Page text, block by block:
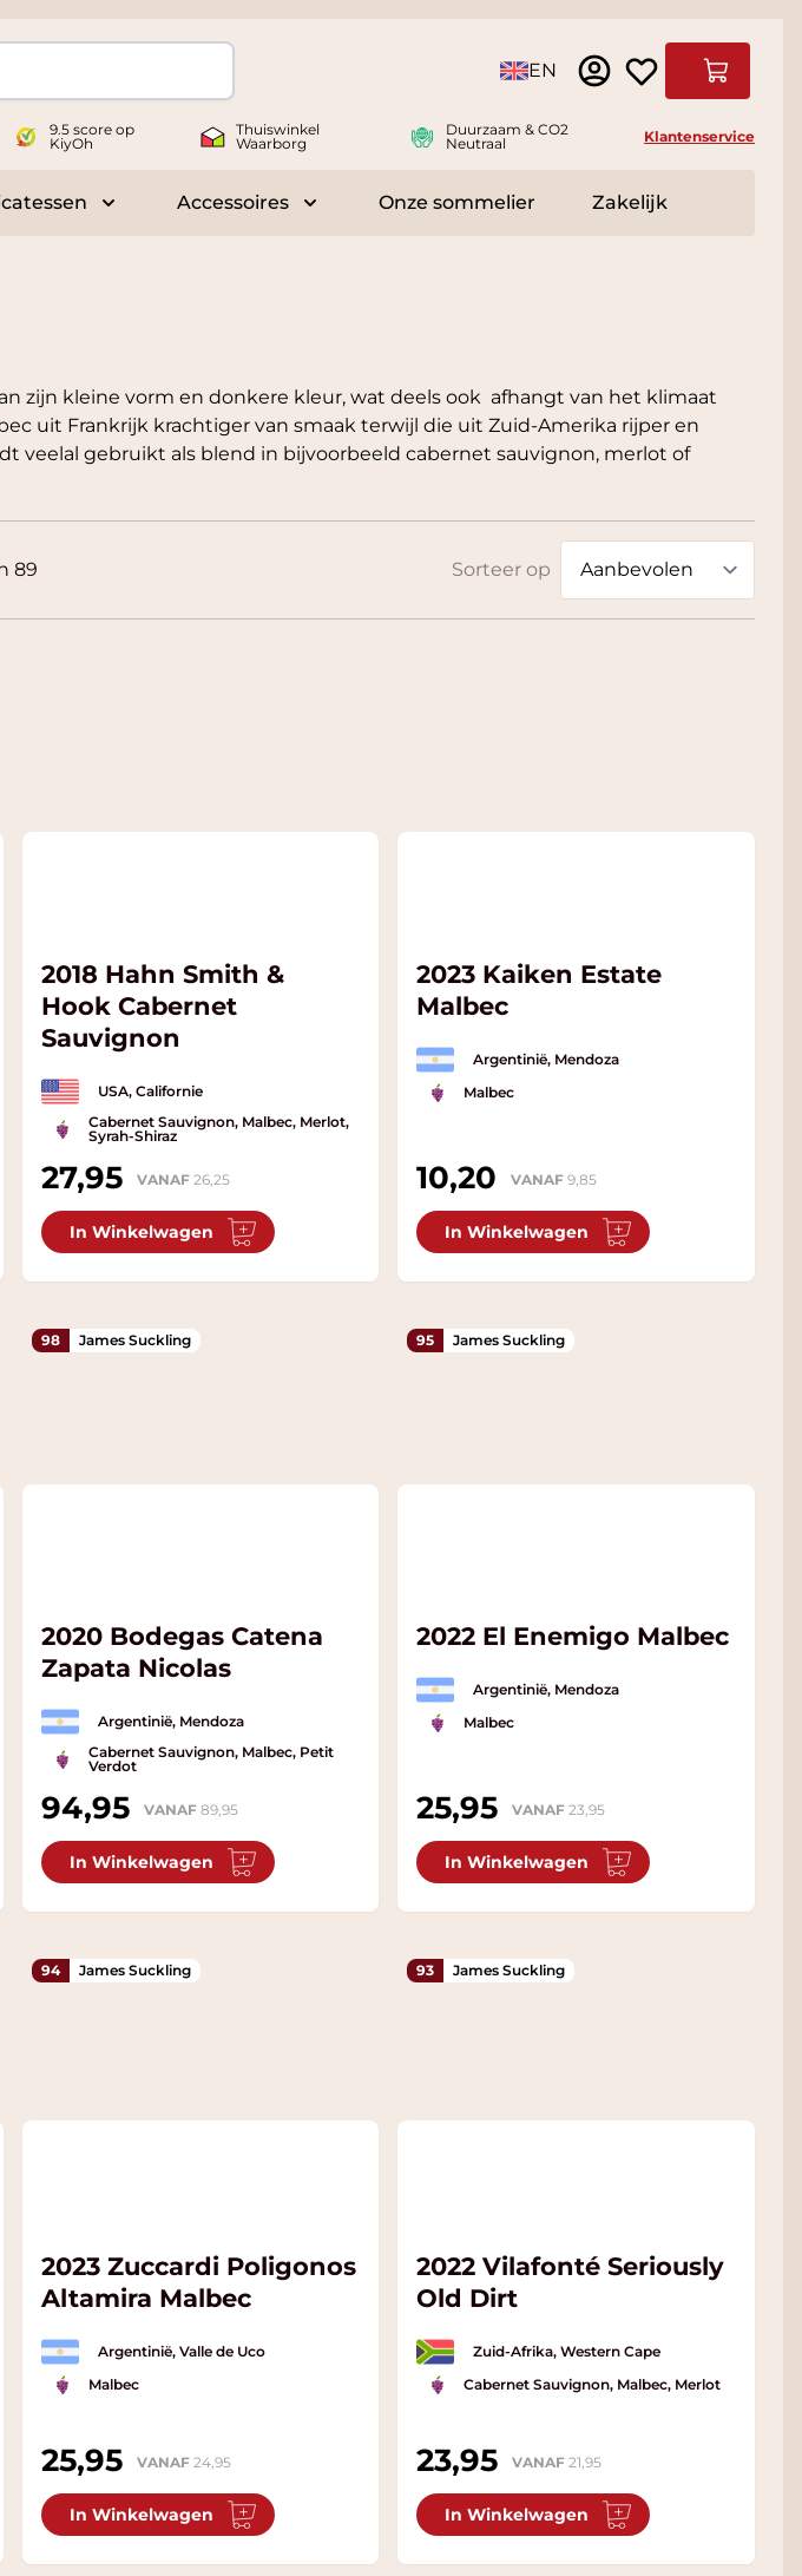
Taal EN
9.5 score op
KiyOh
Thuiswinkel
Waarborg
Duurzaam & CO2
Neutraal
Klantenservice
for Geschenken
Toggle submenu for Delicatessen
Accessoires
Toggle submenu for Accessoires
Onze sommelier Zakelijk
zijn kleine vorm en donkere kleur, wat deels ook afhangt van het klimaat
uit Frankrijk krachtiger van smaak terwijl die uit Zuid-Amerika rijper en
veelal gebruikt als blend in bijvoorbeeld cabernet sauvignon, merlot of
89 Sorteer op
2018 Hahn Smith &
Hook Cabernet
Sauvignon
USA, Californie
Cabernet Sauvignon, Malbec, Merlot,
Syrah-Shiraz
27,95 VANAF 26,25
In Winkelwagen
2023 Kaiken Estate
Malbec
Argentinië, Mendoza
Malbec
10,20 VANAF 9,85
In Winkelwagen
98 James Suckling
2020 Bodegas Catena
Zapata Nicolas
Argentinië, Mendoza
Cabernet Sauvignon, Malbec, Petit
Verdot
94,95 VANAF 89,95
In Winkelwagen
95 James Suckling
2022 El Enemigo Malbec
Argentinië, Mendoza
Malbec
25,95 VANAF 23,95
In Winkelwagen
94 James Suckling
2023 Zuccardi Poligonos
Altamira Malbec
Argentinië, Valle de Uco
Malbec
25,95 VANAF 24,95
In Winkelwagen
93 James Suckling
2022 Vilafonté Seriously
Old Dirt
Zuid-Afrika, Western Cape
Cabernet Sauvignon, Malbec, Merlot
23,95 VANAF 21,95
In Winkelwagen